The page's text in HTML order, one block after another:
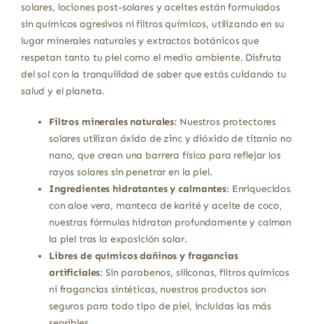
solares, lociones post-solares y aceites están formulados
sin químicos agresivos ni filtros químicos, utilizando en su
lugar minerales naturales y extractos botánicos que
respetan tanto tu piel como el medio ambiente. Disfruta
del sol con la tranquilidad de saber que estás cuidando tu
salud y el planeta.
Filtros minerales naturales: Nuestros protectores
solares utilizan óxido de zinc y dióxido de titanio no
nano, que crean una barrera física para reflejar los
rayos solares sin penetrar en la piel.
Ingredientes hidratantes y calmantes: Enriquecidos
con aloe vera, manteca de karité y aceite de coco,
nuestras fórmulas hidratan profundamente y calman
la piel tras la exposición solar.
Libres de químicos dañinos y fragancias
artificiales: Sin parabenos, siliconas, filtros químicos
ni fragancias sintéticas, nuestros productos son
seguros para todo tipo de piel, incluidas las más